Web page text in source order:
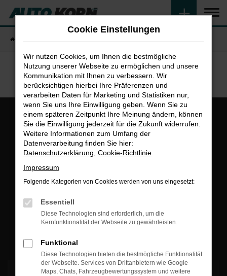
Zum
Hauptinhalt
4,8
100%Fahrzeug wie beschrieben
Cookie Einstellungen
Wir nutzen Cookies, um Ihnen die bestmögliche
Nutzung unserer Webseite zu ermöglichen und unsere
Kommunikation mit Ihnen zu verbessern. Wir
berücksichtigen hierbei Ihre Präferenzen und
verarbeiten Daten für Marketing und Statistiken nur,
wenn Sie uns Ihre Einwilligung geben. Wenn Sie zu
einem späteren Zeitpunkt Ihre Meinung ändern, können
Sie die Einwilligung jederzeit für die Zukunft widerrufen.
Weitere Informationen zum Umfang der
Datenverarbeitung finden Sie hier:
Datenschutzerklärung Cookie-Richtlinie
Impressum
Folgende Kategorien von Cookies werden von uns eingesetzt:
Essentiell
Diese Technologien sind erforderlich, um die
Kernfunktionalität der Webseite zu gewährleisten.
Funktional
Diese Technologien bieten die bestmögliche Funktionalität
der Webseite. Services von Drittanbietern wie Google
Maps, Chats, Fahrzeugbewertungssystem und weitere